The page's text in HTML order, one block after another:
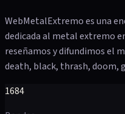
WebMetalExtremo es una
dedicada al metal extremo
reseñamos y difundimos el
death, black, thrash, doom,
1684